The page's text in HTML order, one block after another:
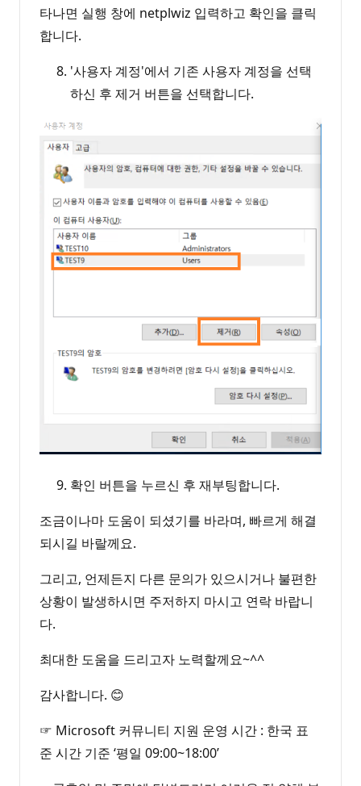
타나면 실행 창에 netplwiz 입력하고 확인을 클릭
합니다.
'사용자 계정'에서 기존 사용자 계정을 선택
하신 후 제거 버튼을 선택합니다.
확인 버튼을 누르신 후 재부팅합니다.
조금이나마 도움이 되셨기를 바라며, 빠르게 해결
되시길 바랄께요.
그리고, 언제든지 다른 문의가 있으시거나 불편한
상황이 발생하시면 주저하지 마시고 연락 바랍니
다.
최대한 도움을 드리고자 노력할께요~^^
감사합니다. 😊
☞ Microsoft 커뮤니티 지원 운영 시간 : 한국 표
준 시간 기준 ‘평일 09:00~18:00’